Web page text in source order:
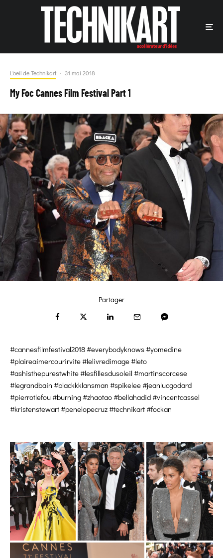
L'oeil de Technikart · 31 mai 2018
My Foc Cannes Film Festival Part 1
Partager
#cannesfilmfestival2018 #everybodyknows #yomedine
#plaireaimercourirvite #lelivredimage #leto
#ashisthepurestwhite #lesfillesdusoleil #martinscorcese
#legrandbain #blackkklansman #spikelee #jeanlucgodard
#pierrotlefou #burning #zhaotao #bellahadid #vincentcassel
#kristenstewart #penelopecruz #technikart #fockan